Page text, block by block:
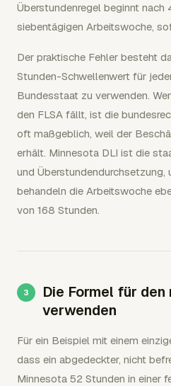
Überstundenregel beginnt nach
siebentägigen Arbeitswoche,
Der praktische Fehler besteht
Stunden-Schwellenwert für
Bundesstaat zu verwenden.
den FLSA fällt, ist die
oft maßgeblich, weil der
erhält. Minnesota DLI ist die
und Überstundendurchsetzung,
behandeln die Arbeitswoche
von 168 Stunden.
Die Formel für den
verwenden
Für ein Beispiel mit einem
dass ein abgedeckter, nicht
Minnesota 52 Stunden in einer